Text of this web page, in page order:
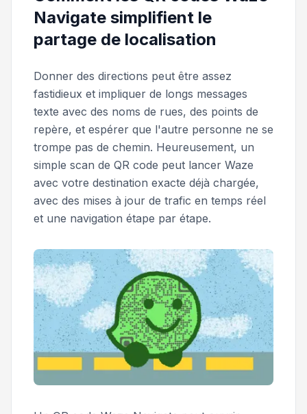
Navigate simplifient le
partage de localisation
Donner des directions peut être assez
fastidieux et impliquer de longs messages
texte avec des noms de rues, des points de
repère, et espérer que l'autre personne ne se
trompe pas de chemin. Heureusement, un
simple scan de QR code peut lancer Waze
avec votre destination exacte déjà chargée,
avec des mises à jour de trafic en temps réel
et une navigation étape par étape.